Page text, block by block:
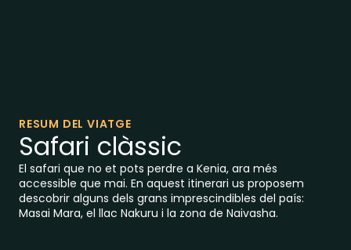
RESUM DEL VIATGE
Safari clàssic
El safari que no et pots perdre a Kenia, ara més
accessible que mai. En aquest itinerari us proposem
descobrir alguns dels grans imprescindibles del país:
Masai Mara, el llac Nakuru i la zona de Naivasha.